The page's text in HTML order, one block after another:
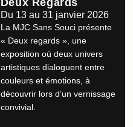
Deux Regards
Du 13 au 31 janvier 2026
La MJC Sans Souci présente
« Deux regards », une
exposition où deux univers
artistiques dialoguent entre
couleurs et émotions, à
découvrir lors d’un vernissage
convivial.